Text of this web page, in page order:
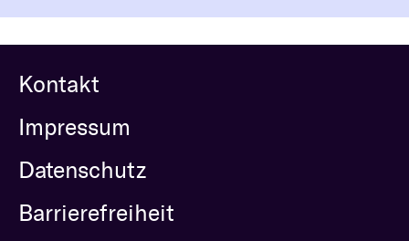
Kontakt
Impressum
Datenschutz
Barrierefreiheit